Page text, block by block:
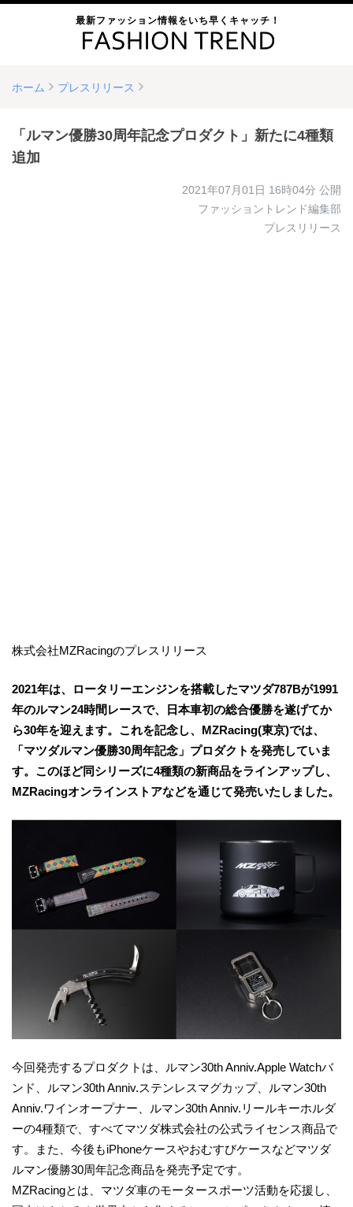
最新ファッション情報をいち早くキャッチ！
ホーム プレスリリース
「ルマン優勝30周年記念プロダクト」新たに4種類
追加
2021年07月01日 16時04分 公開
ファッショントレンド編集部
プレスリリース
株式会社MZRacingのプレスリリース
2021年は、ロータリーエンジンを搭載したマツダ787Bが1991
年のルマン24時間レースで、日本車初の総合優勝を遂げてか
ら30年を迎えます。これを記念し、MZRacing(東京)では、
「マツダルマン優勝30周年記念」プロダクトを発売していま
す。このほど同シリーズに4種類の新商品をラインアップし、
MZRacingオンラインストアなどを通じて発売いたしました。
今回発売するプロダクトは、ルマン30th Anniv.Apple Watchバ
ンド、ルマン30th Anniv.ステンレスマグカップ、ルマン30th
Anniv.ワインオープナー、ルマン30th Anniv.リールキーホルダ
ーの4種類で、すべてマツダ株式会社の公式ライセンス商品で
す。また、今後もiPhoneケースやおむすびケースなどマツダ
ルマン優勝30周年記念商品を発売予定です。
MZRacingとは、マツダ車のモータースポーツ活動を応援し、